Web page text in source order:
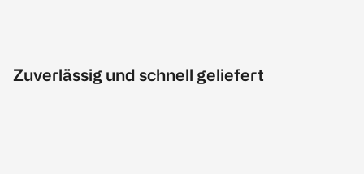
Zuverlässig und schnell geliefert